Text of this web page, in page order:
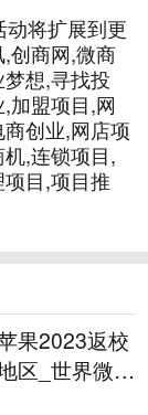
将扩展到更
创商网,微商
想,寻找投
加盟项目,网
创业,网店项
,连锁项目,
目,项目推
果2023返校
区_世界微资